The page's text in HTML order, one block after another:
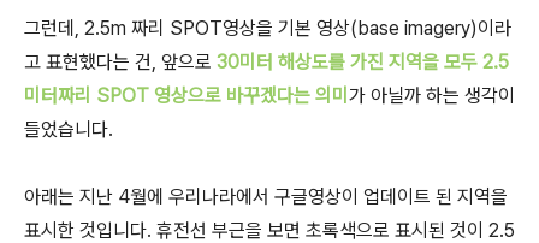
그런데, 2.5m 짜리 SPOT영상을 기본 영상(base imagery)이라
고 표현했다는 건, 앞으로 30미터 해상도를 가진 지역을 모두 2.5
미터짜리 SPOT 영상으로 바꾸겠다는 의미 가 아닐까 하는 생각이
들었습니다.
아래는 지난 4월에 우리나라에서 구글영상이 업데이트 된 지역을
표시한 것입니다. 휴전선 부근을 보면 초록색으로 표시된 것이 2.5